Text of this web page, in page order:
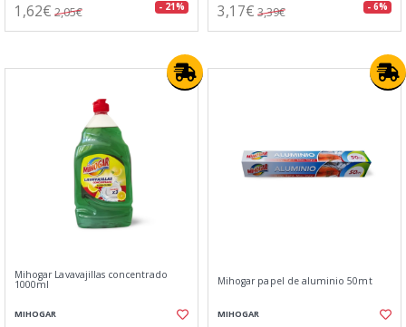
1,62€ 2,05€ - 21% 3,17€ 3,39€ - 6%
Mihogar Lavavajillas concentrado
1000ml
MIHOGAR
Mihogar papel de aluminio 50mt
MIHOGAR